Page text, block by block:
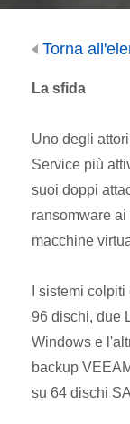
Torna
La sfida
Uno degli
Service più
suoi doppi
ransomware
macchine
I sistemi
96 dischi, due
Windows e
backup
su 64 dischi